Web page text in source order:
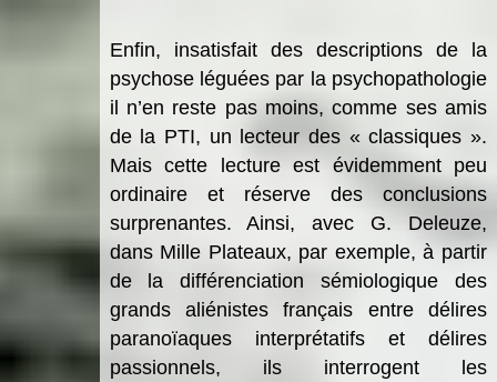
Enfin, insatisfait des descriptions de la
psychose léguées par la psychopathologie
il n’en reste pas moins, comme ses amis
de la PTI, un lecteur des « classiques ».
Mais cette lecture est évidemment peu
ordinaire et réserve des conclusions
surprenantes. Ainsi, avec G. Deleuze,
dans Mille Plateaux, par exemple, à partir
de la différenciation sémiologique des
grands aliénistes français entre délires
paranoïaques interprétatifs et délires
passionnels, ils interrogent les